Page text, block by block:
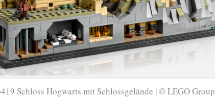
Schloss Hogwarts mit Schlossgelände | © LEGO Group